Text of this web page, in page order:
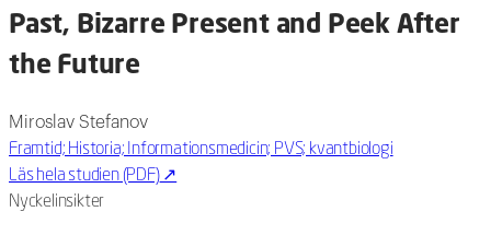
Past, Bizarre Present and Peek After
the Future
Miroslav Stefanov
Framtid; Historia; Informationsmedicin; PVS; kvantbiologi
Läs hela studien (PDF)↗
Nyckelinsikter